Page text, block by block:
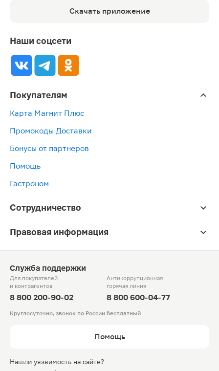
Скачать приложение
Наши соцсети
Покупателям
Карта Магнит Плюс
Промокоды Доставки
Бонусы от партнёров
Помощь
Гастроном
Сотрудничество
Правовая информация
Служба поддержки
Для покупателей
и контрагентов
8 800 200-90-02
Антикоррупционная
горячая линия
8 800 600-04-77
Круглосуточно, звонок по России бесплатный
Помощь
Нашли уязвимость на сайте?